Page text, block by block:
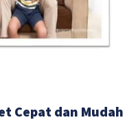
Cepat dan Mudah